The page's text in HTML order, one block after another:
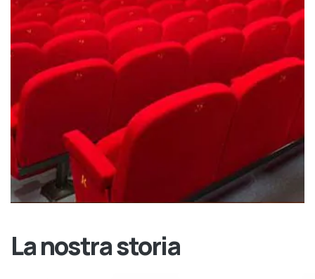
La nostra storia